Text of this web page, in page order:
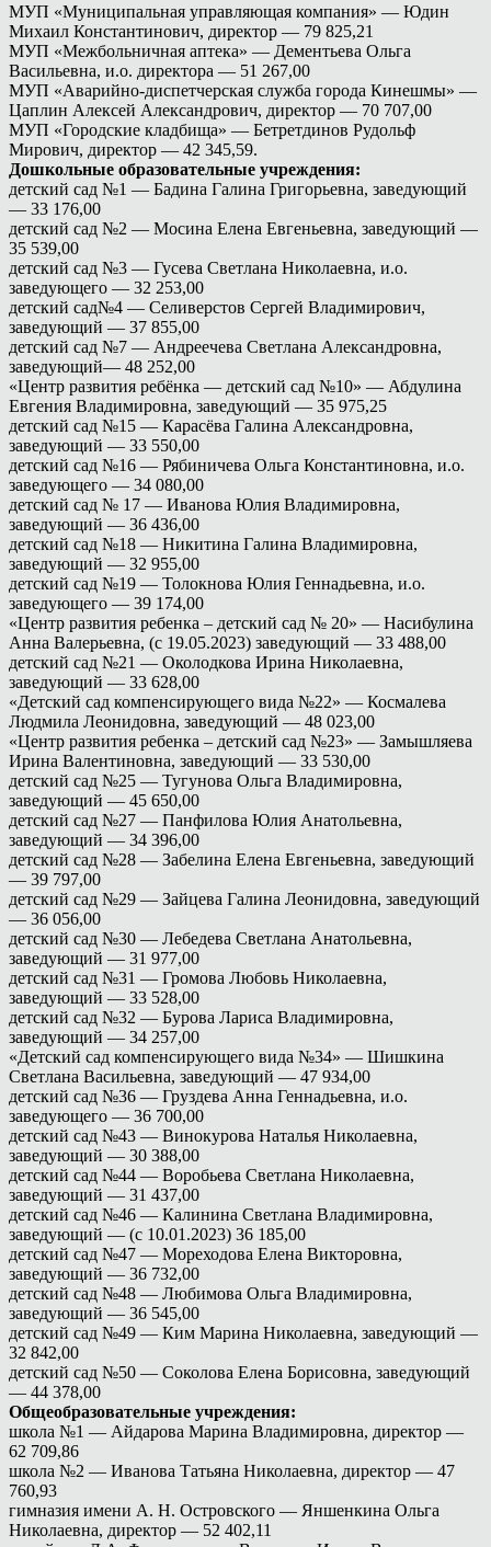
МУП «Муниципальная управляющая компания» — Юдин
Михаил Константинович, директор — 79 825,21
МУП «Межбольничная аптека» — Дементьева Ольга
Васильевна, и.о. директора — 51 267,00
МУП «Аварийно-диспетчерская служба города Кинешмы» —
Цаплин Алексей Александрович, директор — 70 707,00
МУП «Городские кладбища» — Бетретдинов Рудольф
Мирович, директор — 42 345,59.
Дошкольные образовательные учреждения:
детский сад №1 — Бадина Галина Григорьевна, заведующий
— 33 176,00
детский сад №2 — Мосина Елена Евгеньевна, заведующий —
35 539,00
детский сад №3 — Гусева Светлана Николаевна, и.о.
заведующего — 32 253,00
детский сад№4 — Селиверстов Сергей Владимирович,
заведующий — 37 855,00
детский сад №7 — Андреечева Светлана Александровна,
заведующий— 48 252,00
«Центр развития ребёнка — детский сад №10» — Абдулина
Евгения Владимировна, заведующий — 35 975,25
детский сад №15 — Карасёва Галина Александровна,
заведующий — 33 550,00
детский сад №16 — Рябиничева Ольга Константиновна, и.о.
заведующего — 34 080,00
детский сад № 17 — Иванова Юлия Владимировна,
заведующий — 36 436,00
детский сад №18 — Никитина Галина Владимировна,
заведующий — 32 955,00
детский сад №19 — Толокнова Юлия Геннадьевна, и.о.
заведующего — 39 174,00
«Центр развития ребенка – детский сад № 20» — Насибулина
Анна Валерьевна, (с 19.05.2023) заведующий — 33 488,00
детский сад №21 — Околодкова Ирина Николаевна,
заведующий — 33 628,00
«Детский сад компенсирующего вида №22» — Космалева
Людмила Леонидовна, заведующий — 48 023,00
«Центр развития ребенка – детский сад №23» — Замышляева
Ирина Валентиновна, заведующий — 33 530,00
детский сад №25 — Тугунова Ольга Владимировна,
заведующий — 45 650,00
детский сад №27 — Панфилова Юлия Анатольевна,
заведующий — 34 396,00
детский сад №28 — Забелина Елена Евгеньевна, заведующий
— 39 797,00
детский сад №29 — Зайцева Галина Леонидовна, заведующий
— 36 056,00
детский сад №30 — Лебедева Светлана Анатольевна,
заведующий — 31 977,00
детский сад №31 — Громова Любовь Николаевна,
заведующий — 33 528,00
детский сад №32 — Бурова Лариса Владимировна,
заведующий — 34 257,00
«Детский сад компенсирующего вида №34» — Шишкина
Светлана Васильевна, заведующий — 47 934,00
детский сад №36 — Груздева Анна Геннадьевна, и.о.
заведующего — 36 700,00
детский сад №43 — Винокурова Наталья Николаевна,
заведующий — 30 388,00
детский сад №44 — Воробьева Светлана Николаевна,
заведующий — 31 437,00
детский сад №46 — Калинина Светлана Владимировна,
заведующий — (с 10.01.2023) 36 185,00
детский сад №47 — Мореходова Елена Викторовна,
заведующий — 36 732,00
детский сад №48 — Любимова Ольга Владимировна,
заведующий — 36 545,00
детский сад №49 — Ким Марина Николаевна, заведующий —
32 842,00
детский сад №50 — Соколова Елена Борисовна, заведующий
— 44 378,00
Общеобразовательные учреждения:
школа №1 — Айдарова Марина Владимировна, директор —
62 709,86
школа №2 — Иванова Татьяна Николаевна, директор — 47
760,93
гимназия имени А. Н. Островского — Яншенкина Ольга
Николаевна, директор — 52 402,11